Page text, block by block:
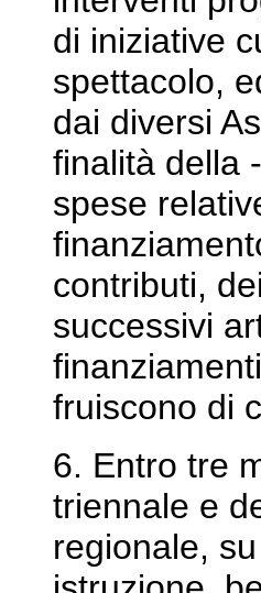
di iniziative
spettacolo,
dai diversi
finalità della
spese
contributi,
successivi
fruiscono di
6. Entro tre
triennale e
regionale,